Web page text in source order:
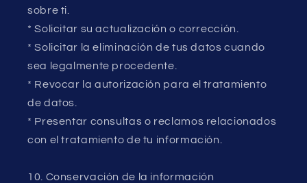
sobre ti.
* Solicitar su actualización o corrección.
* Solicitar la eliminación de tus datos cuando
sea legalmente procedente.
* Revocar la autorización para el tratamiento
de datos.
* Presentar consultas o reclamos relacionados
con el tratamiento de tu información.
10. Conservación de la información